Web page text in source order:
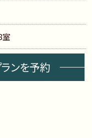
ンを予約